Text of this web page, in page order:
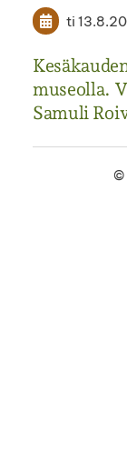
ti
museolla.
Samuli
©